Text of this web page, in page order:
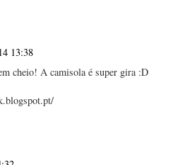
13:38
cheio! A camisola é super gira :D